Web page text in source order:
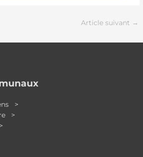
Article suivant →
>
>